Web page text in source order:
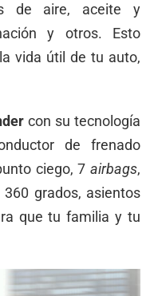
de aire, aceite y
y otros. Esto
vida útil de tu auto,
con su tecnología
de frenado
ciego, 7 airbags,
grados, asientos
que tu familia y tu